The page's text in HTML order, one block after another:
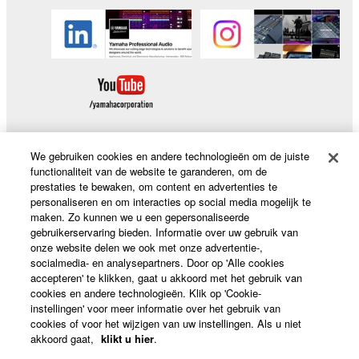
Producten en oplossingen
News
Over Yamaha
We gebruiken cookies en andere technologieën om de juiste
functionaliteit van de website te garanderen, om de
prestaties te bewaken, om content en advertenties te
personaliseren en om interacties op social media mogelijk te
maken. Zo kunnen we u een gepersonaliseerde
gebruikerservaring bieden. Informatie over uw gebruik van
onze website delen we ook met onze advertentie-,
socialmedia- en analysepartners. Door op 'Alle cookies
accepteren' te klikken, gaat u akkoord met het gebruik van
cookies en andere technologieën. Klik op 'Cookie-
instellingen' voor meer informatie over het gebruik van
cookies of voor het wijzigen van uw instellingen. Als u niet
akkoord gaat, klikt u hier.